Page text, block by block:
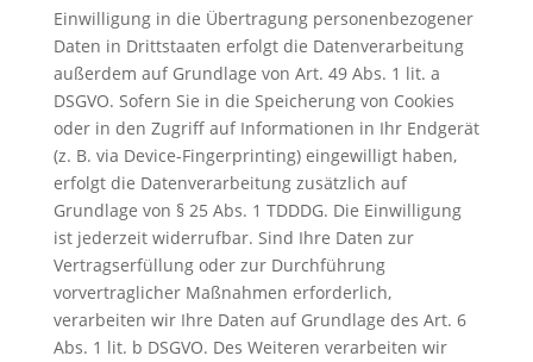
Einwilligung in die Übertragung personenbezogener
Daten in Drittstaaten erfolgt die Datenverarbeitung
außerdem auf Grundlage von Art. 49 Abs. 1 lit. a
DSGVO. Sofern Sie in die Speicherung von Cookies
oder in den Zugriff auf Informationen in Ihr Endgerät
(z. B. via Device-Fingerprinting) eingewilligt haben,
erfolgt die Datenverarbeitung zusätzlich auf
Grundlage von § 25 Abs. 1 TDDDG. Die Einwilligung
ist jederzeit widerrufbar. Sind Ihre Daten zur
Vertragserfüllung oder zur Durchführung
vorvertraglicher Maßnahmen erforderlich,
verarbeiten wir Ihre Daten auf Grundlage des Art. 6
Abs. 1 lit. b DSGVO. Des Weiteren verarbeiten wir